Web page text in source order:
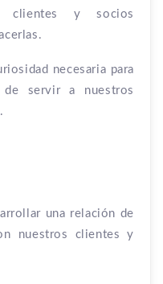
clientes y socios
necesaria para
de servir a nuestros
una relación de
nuestros clientes y